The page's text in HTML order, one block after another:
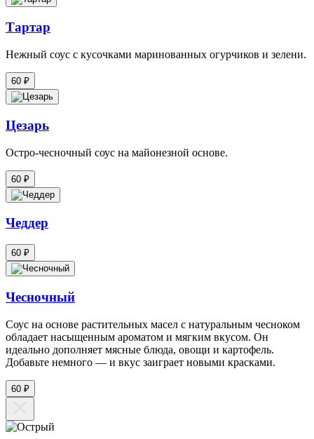
Тартар
Нежный соус с кусочками маринованных огурчиков и зелени.
60 ₽
Цезарь
Остро-чесночный соус на майонезной основе.
60 ₽
Чеддер
60 ₽
Чесночный
Соус на основе растительных масел с натуральным чесноком
обладает насыщенным ароматом и мягким вкусом. Он
идеально дополняет мясные блюда, овощи и картофель.
Добавьте немного — и вкус заиграет новыми красками.
60 ₽